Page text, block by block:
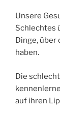
Unsere
Schlechtes
Dinge, über
haben.
Die
auf ihren